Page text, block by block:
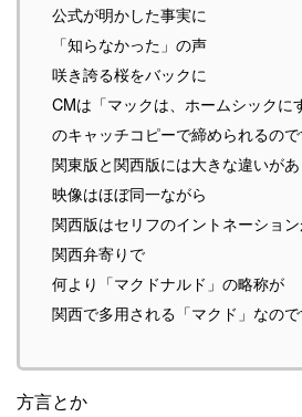
公式が明かした事実に
「知らなかった」の声
咲き誇る桜をバックに
CMは「マックは、ホームシックに
のキャッチコピーで締められるの
関東版と関西版には大きな違いがあ
映像はほぼ同一ながら
関西版はセリフのイントネーショ
関西弁寄りで
何より「マクドナルド」の略称が
関西で多用される「マクド」なので
方言とか